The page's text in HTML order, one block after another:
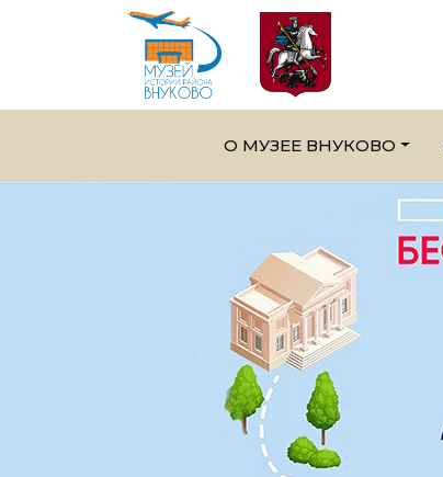
О МУЗЕЕ ВНУКОВО